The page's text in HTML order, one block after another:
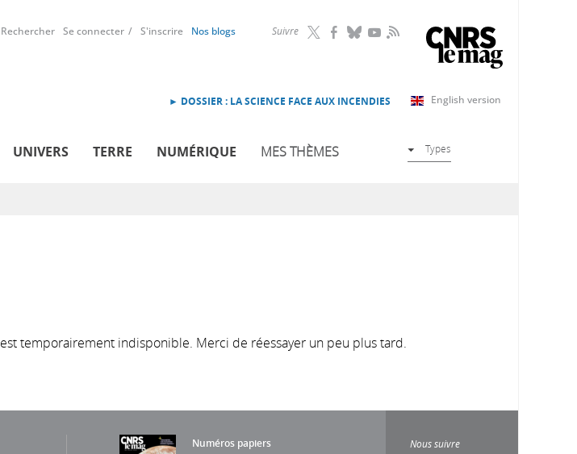
Suivre RSS
Rechercher Se connecter S'inscrire Nos blogs
English version
► DOSSIER : LA SCIENCE FACE AUX INCENDIES
UNIVERS TERRE NUMÉRIQUE MES THÈMES Types
temporairement indisponible. Merci de réessayer un peu plus tard.
Numéros papiers Nous suivre